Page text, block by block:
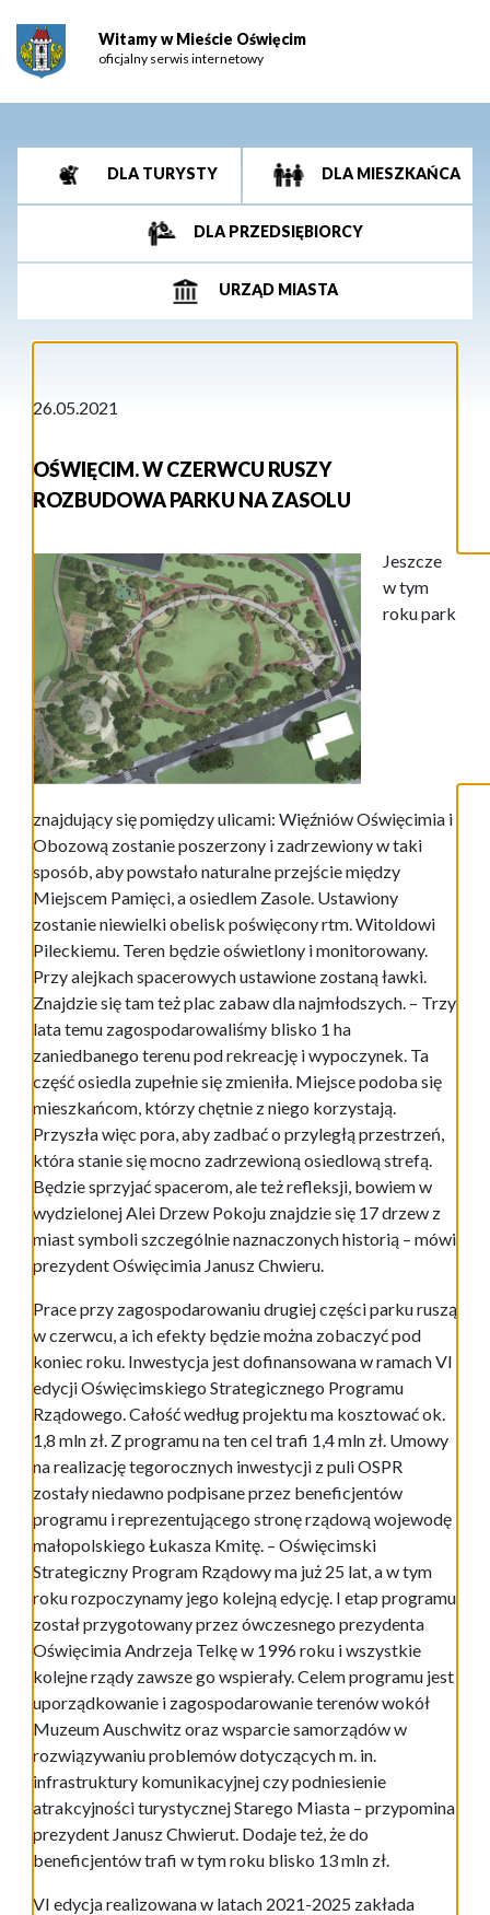
Witamy w Mieście Oświęcim
oficjalny serwis internetowy
DLA TURYSTY DLA MIESZKAŃCA
DLA PRZEDSIĘBIORCY
URZĄD MIASTA
26.05.2021
OŚWIĘCIM. W CZERWCU RUSZY
ROZBUDOWA PARKU NA ZASOLU
Jeszcze
w tym
roku park
znajdujący się pomiędzy ulicami: Więźniów Oświęcimia i
Obozową zostanie poszerzony i zadrzewiony w taki
sposób, aby powstało naturalne przejście między
Miejscem Pamięci, a osiedlem Zasole. Ustawiony
zostanie niewielki obelisk poświęcony rtm. Witoldowi
Pileckiemu. Teren będzie oświetlony i monitorowany.
Przy alejkach spacerowych ustawione zostaną ławki.
Znajdzie się tam też plac zabaw dla najmłodszych. – Trzy
lata temu zagospodarowaliśmy blisko 1 ha
zaniedbanego terenu pod rekreację i wypoczynek. Ta
część osiedla zupełnie się zmieniła. Miejsce podoba się
mieszkańcom, którzy chętnie z niego korzystają.
Przyszła więc pora, aby zadbać o przyległą przestrzeń,
która stanie się mocno zadrzewioną osiedlową strefą.
Będzie sprzyjać spacerom, ale też refleksji, bowiem w
wydzielonej Alei Drzew Pokoju znajdzie się 17 drzew z
miast symboli szczególnie naznaczonych historią – mówi
prezydent Oświęcimia Janusz Chwieru.
Prace przy zagospodarowaniu drugiej części parku ruszą
w czerwcu, a ich efekty będzie można zobaczyć pod
koniec roku. Inwestycja jest dofinansowana w ramach VI
edycji Oświęcimskiego Strategicznego Programu
Rządowego. Całość według projektu ma kosztować ok.
1,8 mln zł. Z programu na ten cel trafi 1,4 mln zł. Umowy
na realizację tegorocznych inwestycji z puli OSPR
zostały niedawno podpisane przez beneficjentów
programu i reprezentującego stronę rządową wojewodę
małopolskiego Łukasza Kmitę. – Oświęcimski
Strategiczny Program Rządowy ma już 25 lat, a w tym
roku rozpoczynamy jego kolejną edycję. I etap programu
został przygotowany przez ówczesnego prezydenta
Oświęcimia Andrzeja Telkę w 1996 roku i wszystkie
kolejne rządy zawsze go wspierały. Celem programu jest
uporządkowanie i zagospodarowanie terenów wokół
Muzeum Auschwitz oraz wsparcie samorządów w
rozwiązywaniu problemów dotyczących m. in.
infrastruktury komunikacyjnej czy podniesienie
atrakcyjności turystycznej Starego Miasta – przypomina
prezydent Janusz Chwierut. Dodaje też, że do
beneficjentów trafi w tym roku blisko 13 mln zł.
VI edycja realizowana w latach 2021-2025 zakłada